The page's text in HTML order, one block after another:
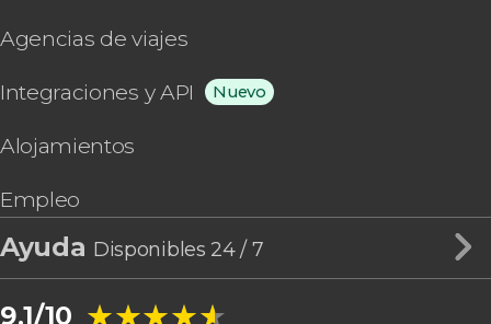
Agencias de viajes
Integraciones y API Nuevo
Alojamientos
Empleo
Ayuda Disponibles 24 / 7
9,1/10 ★★★★★
★★★★★